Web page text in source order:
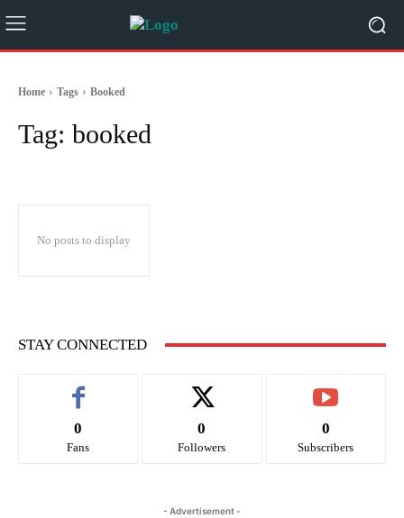
Home Tags Booked
Tag: booked
No posts to display
STAY CONNECTED
0
Fans
0
Followers
0
Subscribers
- Advertisement -